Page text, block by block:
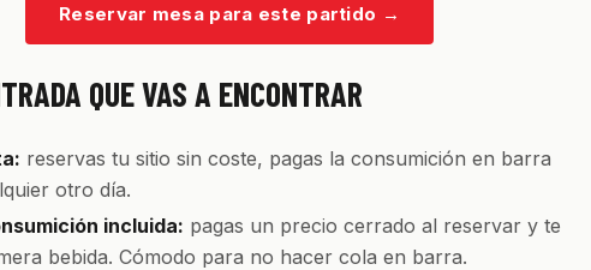
Reservar mesa para este partido →
QUE VAS A ENCONTRAR
reservas tu sitio sin coste, pagas la consumición en barra
otro día.
incluida: pagas un precio cerrado al reservar y te
bebida. Cómodo para no hacer cola en barra.